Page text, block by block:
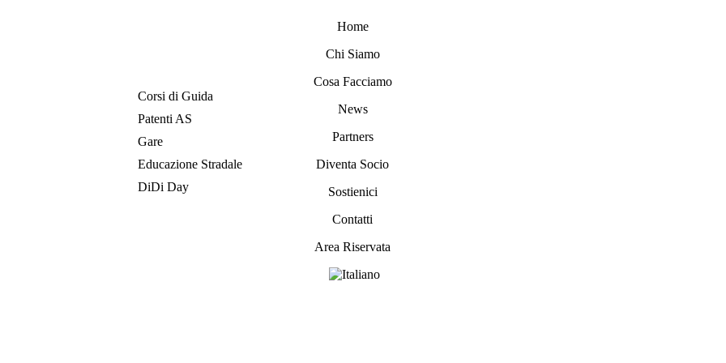
Home
Chi Siamo
Cosa Facciamo
Corsi di Guida
Patenti AS
Gare
Educazione Stradale
DiDi Day
News
Partners
Diventa Socio
Sostienici
Contatti
Area Riservata